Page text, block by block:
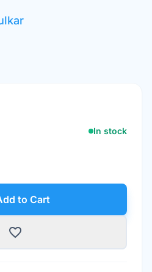
In stock
to Cart
favorite_border